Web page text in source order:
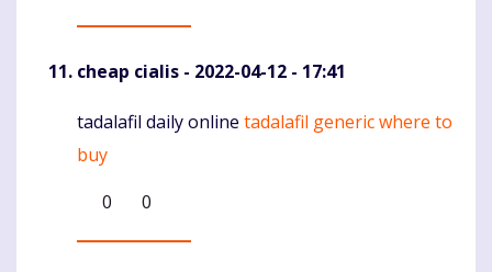
cheap cialis - 2022-04-12 - 17:41
Komentaras
tadalafil daily online tadalafil generic where to
buy
0
0